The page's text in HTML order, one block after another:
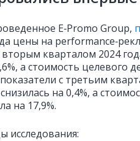
E‑Promo Group,
цены на
кварталом 2024
а стоимость целевого
с третьим
на 0,4%, а
на 17,9%.
исследования: